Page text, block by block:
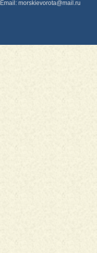
. Email: morskievorota@mail.ru